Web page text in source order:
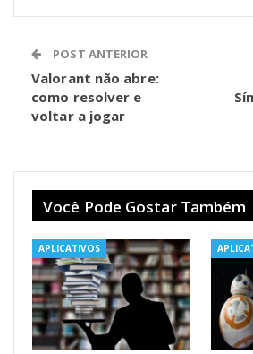
POST ANTERIOR
Valorant não abre:
como resolver e
voltar a jogar
Você Pode Gostar Também
APLICATIVOS